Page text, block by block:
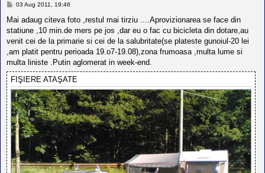
M
s
j
03 Aug 2011, 19:46
Mai adaug citeva foto ,restul mai tirziu ....Aprovizionarea se face din
statiune ,10 min.de mers pe jos ,dar eu o fac cu bicicleta din dotare,au
venit cei de la primarie si cei de la salubritate(se plateste gunoiul-20 lei
,am platit pentru perioada 19.o7-19.08),zona frumoasa ,multa lume si
multa liniste .Putin aglomerat in week-end.
FIŞIERE ATAŞATE